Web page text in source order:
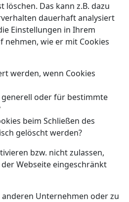
löschen. Das kann z.B. dazu
dauerhaft analysiert
Einstellungen in Ihrem
nehmen, wie er mit Cookies
werden, wenn Cookies
generell oder für bestimmte
beim Schließen des
gelöscht werden?
bzw. nicht zulassen,
Webseite eingeschränkt
Unternehmen oder zu